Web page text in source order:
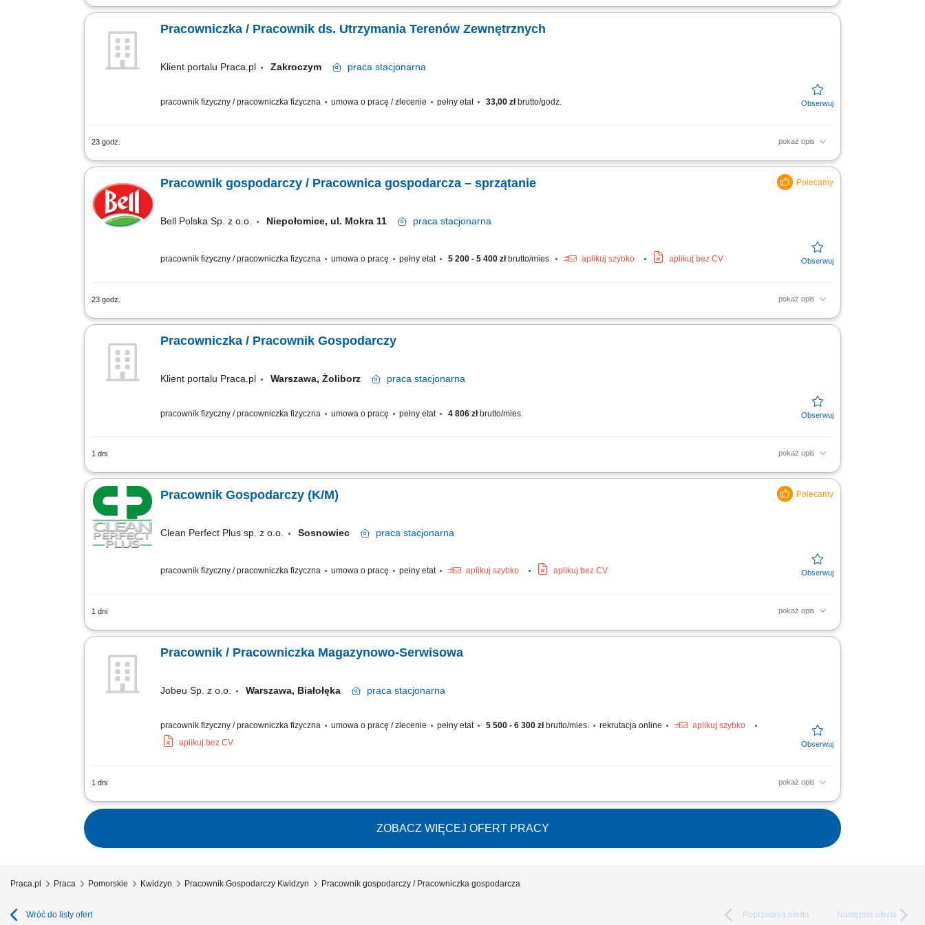
Utrzymywanie czystości na terenie hali produkcyjnej zgodnie z procedurami. Obsługa maszyn czyszczących (zamiatarki, samojezdne maszyny szorująco-zbierające)
Pracowniczka / Pracownik ds. Utrzymania Terenów Zewnętrznych
Klient portalu Praca.pl Zakroczym praca stacjonarna
pracownik fizyczny / pracowniczka fizyczna umowa o pracę / zlecenie pełny etat 33,00 złbrutto/godz.
23 godz. pokaż opis
Dbanie o porządek i estetykę terenów zewnętrznych. Koszenie trawników oraz pielęgnacja zieleni. Przycinanie drzew i krzewów. Odśnieżanie w okresie zimowym.
Pracownik gospodarczy / Pracownica gospodarcza – sprzątanie
Bell Polska Sp. z o.o. Niepołomice, ul. Mokra 11 praca stacjonarna
pracownik fizyczny / pracowniczka fizyczna umowa o pracę pełny etat 5 200 - 5 400 złbrutto/mies. aplikuj szybko aplikuj bez CV
23 godz. pokaż opis
Opis stanowiska: utrzymanie czystości w pomieszczeniach administracyjnych i socjalnych, bieżące uzupełnianie środków myjących, dezynfekujących, ręczników,
Pracowniczka / Pracownik Gospodarczy
Klient portalu Praca.pl Warszawa, Żoliborz praca stacjonarna
pracownik fizyczny / pracowniczka fizyczna umowa o pracę pełny etat 4 806 złbrutto/mies.
1 dni pokaż opis
Dbanie o porządek na terenach zewnętrznych. Wykonywanie prac porządkowych, takich jak zamiatanie i utrzymanie czystości. Opróżnianie koszy na odpady. Koszenie
Pracownik Gospodarczy (K/M)
Clean Perfect Plus sp. z o.o. Sosnowiec praca stacjonarna
pracownik fizyczny / pracowniczka fizyczna umowa o pracę pełny etat aplikuj szybko aplikuj bez CV
1 dni pokaż opis
Opis stanowiska Utrzymywanie porządku i czystości w wyznaczonych obszarach budynków i terenów zewnętrznych. Wykonywanie drobnych prac
Pracownik / Pracowniczka Magazynowo-Serwisowa
Jobeu Sp. z o.o. Warszawa, Białołęka praca stacjonarna
pracownik fizyczny / pracowniczka fizyczna umowa o pracę / zlecenie pełny etat 5 500 - 6 300 złbrutto/mies. rekrutacja online
aplikuj szybko
aplikuj bez CV
1 dni pokaż opis
Opis stanowiska Czyszczenie, serwis i drobne naprawy kabin sanitarnych (wymiana armatury, naklejek, remonty) Prace porządkowe na placu oraz w przestrzeni
ZOBACZ WIĘCEJ OFERT PRACY
Praca.pl Praca Pomorskie Kwidzyn Pracownik Gospodarczy Kwidzyn Pracownik gospodarczy / Pracowniczka gospodarcza
Wróć do listy ofert Poprzednia oferta Następna oferta